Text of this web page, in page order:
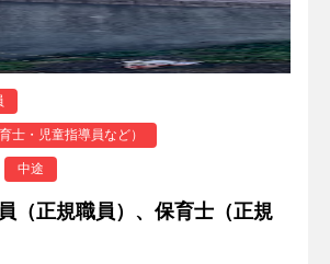
士・児童指導員など）
中途
（正規職員）、保育士（正規